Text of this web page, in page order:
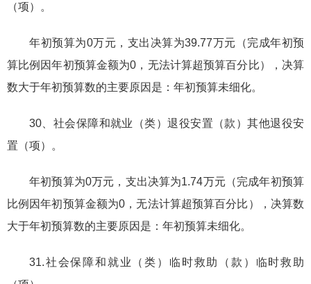
（项）。
年初预算为0万元，支出决算为39.77万元（完成年初预
算比例因年初预算金额为0，无法计算超预算百分比），决算
数大于年初预算数的主要原因是：年初预算未细化。
30、社会保障和就业（类）退役安置（款）其他退役安
置（项）。
年初预算为0万元，支出决算为1.74万元（完成年初预算
比例因年初预算金额为0，无法计算超预算百分比），决算数
大于年初预算数的主要原因是：年初预算未细化。
31.社会保障和就业（类）临时救助（款）临时救助